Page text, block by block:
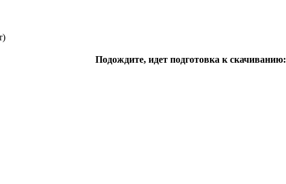
Подождите, идет подготовка к скачиванию: